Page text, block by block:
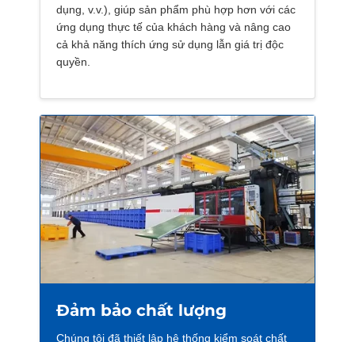
dụng, v.v.), giúp sản phẩm phù hợp hơn với các
ứng dụng thực tế của khách hàng và nâng cao
cả khả năng thích ứng sử dụng lẫn giá trị độc
quyền.
Đảm bảo chất lượng
Chúng tôi đã thiết lập hệ thống kiểm soát chất